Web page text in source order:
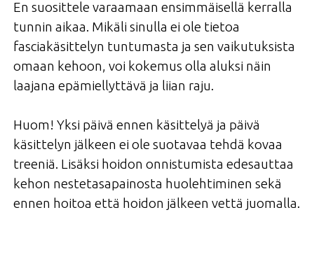
En suosittele varaamaan ensimmäisellä kerralla
tunnin aikaa. Mikäli sinulla ei ole tietoa
fasciakäsittelyn tuntumasta ja sen vaikutuksista
omaan kehoon, voi kokemus olla aluksi näin
laajana epämiellyttävä ja liian raju.
Huom! Yksi päivä ennen käsittelyä ja päivä
käsittelyn jälkeen ei ole suotavaa tehdä kovaa
treeniä. Lisäksi hoidon onnistumista edesauttaa
kehon nestetasapainosta huolehtiminen sekä
ennen hoitoa että hoidon jälkeen vettä juomalla.